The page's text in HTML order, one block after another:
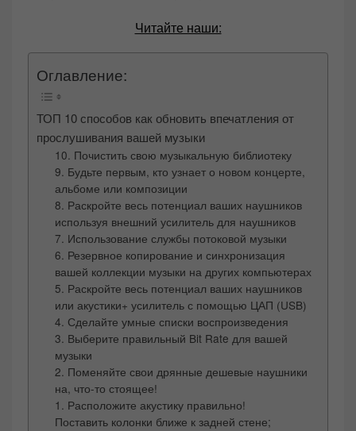
Читайте наши:
Оглавление:
ТОП 10 способов как обновить впечатления от
прослушивания вашей музыки
10. Почистить свою музыкальную библиотеку
9. Будьте первым, кто узнает о новом концерте,
альбоме или композиции
8. Раскройте весь потенциал ваших наушников
используя внешний усилитель для наушников
7. Использование службы потоковой музыки
6. Резервное копирование и синхронизация
вашей коллекции музыки на других компьютерах
5. Раскройте весь потенциал ваших наушников
или акустики+ усилитель с помощью ЦАП (USB)
4. Сделайте умные списки воспроизведения
3. Выберите правильный Bit Rate для вашей
музыки
2. Поменяйте свои дрянные дешевые наушники
на, что-то стоящее!
1. Расположите акустику правильно!
Поставить колонки ближе к задней стене;